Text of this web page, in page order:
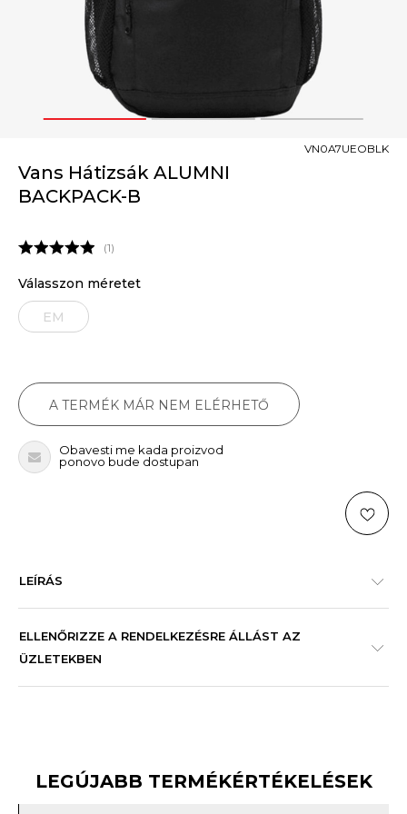
1 2 3
Vans Hátizsák ALUMNI
BACKPACK-B
VN0A7UEOBLK
1
Válasszon méretet
EM
A TERMÉK MÁR NEM ELÉRHETŐ
Obavesti me kada proizvod
ponovo bude dostupan
LEÍRÁS
ELLENŐRIZZE A RENDELKEZÉSRE ÁLLÁST AZ
ÜZLETEKBEN
LEGÚJABB TERMÉKÉRTÉKELÉSEK